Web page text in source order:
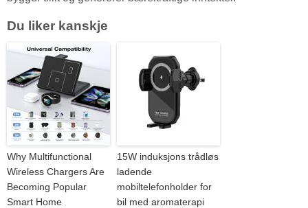
Du liker kanskje
Why Multifunctional
Wireless Chargers Are
Becoming Popular
Smart Home
15W induksjons trådløs
ladende
mobiltelefonholder for
bil med aromaterapi